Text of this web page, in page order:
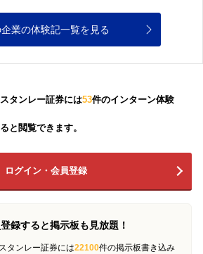
企業の体験記一覧を見る
タンレー証券には53件のインターン体験
と閲覧できます。
ログイン・会員登録
録すると掲示板も見放題！
タンレー証券には22100件の掲示板書き込み